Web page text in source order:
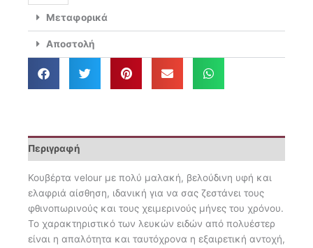
Κουβέρτα
Βελουτέ
Μονή
1351
Μεταφορικά
Αποστολή
Περιγραφή
Κουβέρτα velour με πολύ μαλακή, βελούδινη υφή και
ελαφριά αίσθηση, ιδανική για να σας ζεστάνει τους
φθινοπωρινούς και τους χειμερινούς μήνες του χρόνου.
Το χαρακτηριστικό των λευκών ειδών από πολυέστερ
είναι η απαλότητα και ταυτόχρονα η εξαιρετική αντοχή,